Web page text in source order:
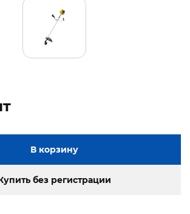
В корзину
без регистрации